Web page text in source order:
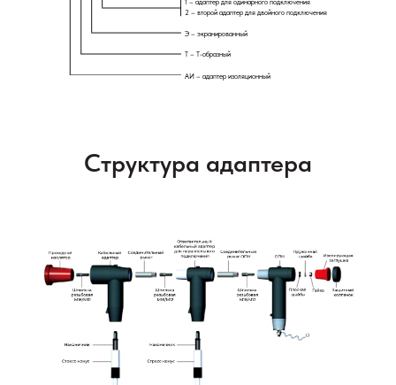
2 – второй адаптер для двойного подключения
Т – Т-образный
Э – экранированный
АИ – адаптер изоляционный
Структура адаптера